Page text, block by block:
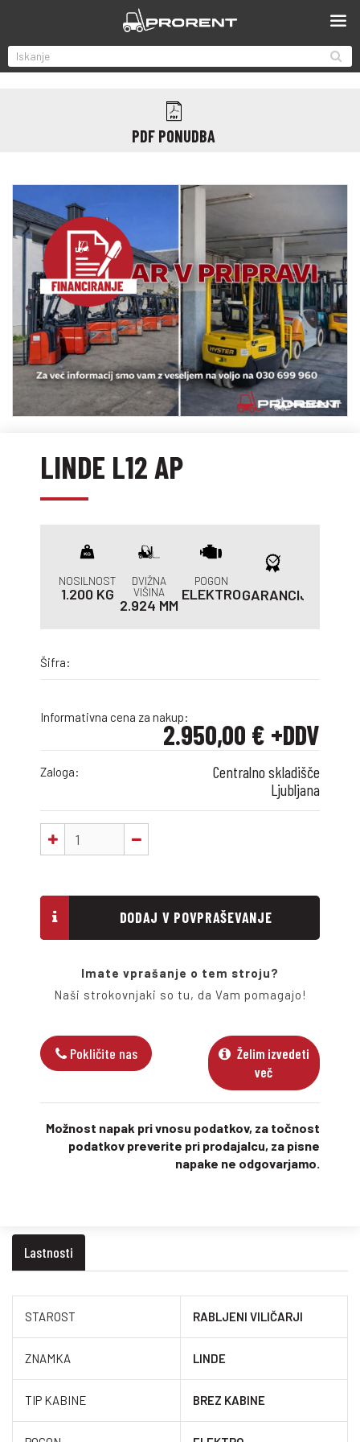
PDF PONUDBA
LINDE L12 AP
NOSILNOST
1.200 KG
DVIŽNA
VIŠINA
2.924 MM
POGON
ELEKTROGARANCIJA
Šifra:
Informativna cena za nakup:
2.950,00 € +DDV
Zaloga:
Centralno skladišče
Ljubljana
DODAJ V POVPRAŠEVANJE
Imate vprašanje o tem stroju?
Naši strokovnjaki so tu, da Vam pomagajo!
Pokličite nas
Želim izvedeti
več
Možnost napak pri vnosu podatkov, za točnost
podatkov preverite pri prodajalcu, za pisne
napake ne odgovarjamo.
Lastnosti
STAROST RABLJENI VILIČARJI
ZNAMKA LINDE
TIP KABINE BREZ KABINE